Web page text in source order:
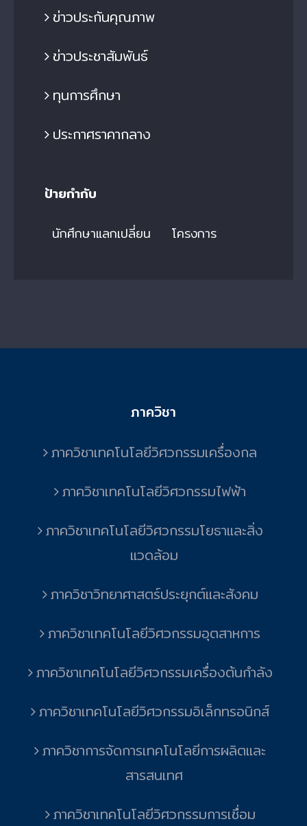
ข่าวประกันคุณภาพ
ข่าวประชาสัมพันธ์
ทุนการศึกษา
ประกาศราคากลาง
ป้ายกำกับ
นักศึกษาแลกเปลี่ยน โครงการ
ภาควิชา
ภาควิชาเทคโนโลยีวิศวกรรมเครื่องกล
ภาควิชาเทคโนโลยีวิศวกรรมไฟฟ้า
ภาควิชาเทคโนโลยีวิศวกรรมโยธาและสิ่ง
แวดล้อม
ภาควิชาวิทยาศาสตร์ประยุกต์และสังคม
ภาควิชาเทคโนโลยีวิศวกรรมอุตสาหการ
ภาควิชาเทคโนโลยีวิศวกรรมเครื่องต้นกำลัง
ภาควิชาเทคโนโลยีวิศวกรรมอิเล็กทรอนิกส์
ภาควิชาการจัดการเทคโนโลยีการผลิตและ
สารสนเทศ
ภาควิชาเทคโนโลยีวิศวกรรมการเชื่อม